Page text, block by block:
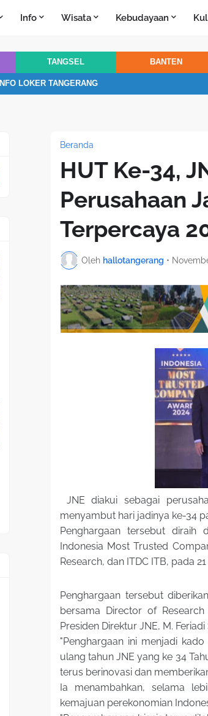
Info Wisata Kebudayaan
TANGSEL BANTEN
INFO LOKER TANGERANG
Beranda
HUT Ke-34,
Perusahaan
Terpercaya
Oleh hallotangerang •
JNE diakui sebagai
menyambut hari jadinya ke-34
Penghargaan tersebut diraih
Indonesia Most Trusted
Research, dan ITDC ITB, pada
Penghargaan tersebut
bersama Director of
Presiden Direktur JNE, M.
"Penghargaan ini menjadi
ulang tahun JNE yang ke 34
terus berinovasi dan
Ia menambahkan, selama
kemajuan perekonomian